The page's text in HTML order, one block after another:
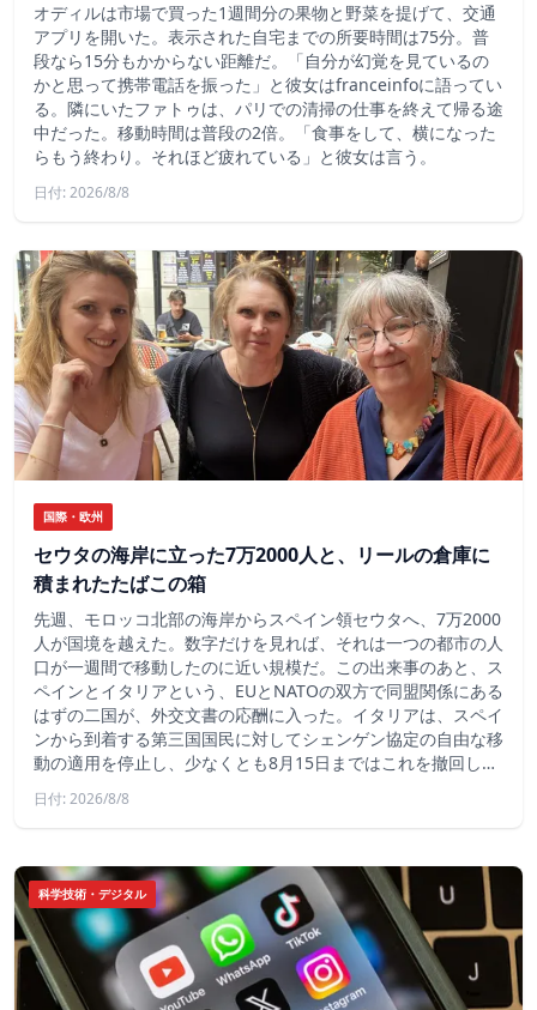
オディルは市場で買った1週間分の果物と野菜を提げて、交通
アプリを開いた。表示された自宅までの所要時間は75分。普
段なら15分もかからない距離だ。「自分が幻覚を見ているの
かと思って携帯電話を振った」と彼女はfranceinfoに語ってい
る。隣にいたファトゥは、パリでの清掃の仕事を終えて帰る途
中だった。移動時間は普段の2倍。「食事をして、横になった
らもう終わり。それほど疲れている」と彼女は言う。
日付: 2026/8/8
国際・欧州
セウタの海岸に立った7万2000人と、リールの倉庫に
積まれたたばこの箱
先週、モロッコ北部の海岸からスペイン領セウタへ、7万2000
人が国境を越えた。数字だけを見れば、それは一つの都市の人
口が一週間で移動したのに近い規模だ。この出来事のあと、ス
ペインとイタリアという、EUとNATOの双方で同盟関係にある
はずの二国が、外交文書の応酬に入った。イタリアは、スペイ
ンから到着する第三国国民に対してシェンゲン協定の自由な移
動の適用を停止し、少なくとも8月15日まではこれを撤回し…
日付: 2026/8/8
科学技術・デジタル